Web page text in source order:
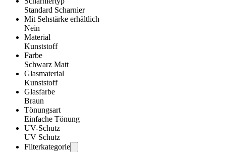
Standard Scharnier
Mit Sehstärke erhältlich
Nein
Material
Kunststoff
Farbe
Schwarz Matt
Glasmaterial
Kunststoff
Glasfarbe
Braun
Tönungsart
Einfache Tönung
UV-Schutz
UV Schutz
Filterkategorie